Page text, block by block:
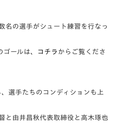
名の選手がシュート練習を行なっ
ールは、 コチラ からご覧くださ
選手たちのコンディションも上
と由井昌秋代表取締役と高木琢也